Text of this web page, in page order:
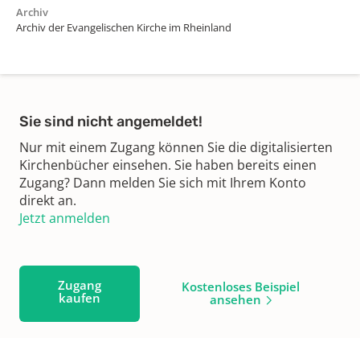
Archiv
Archiv der Evangelischen Kirche im Rheinland
Sie sind nicht angemeldet!
Nur mit einem Zugang können Sie die digitalisierten
Kirchenbücher einsehen. Sie haben bereits einen
Zugang? Dann melden Sie sich mit Ihrem Konto
direkt an.
Jetzt anmelden
Zugang
kaufen
Kostenloses Beispiel
ansehen